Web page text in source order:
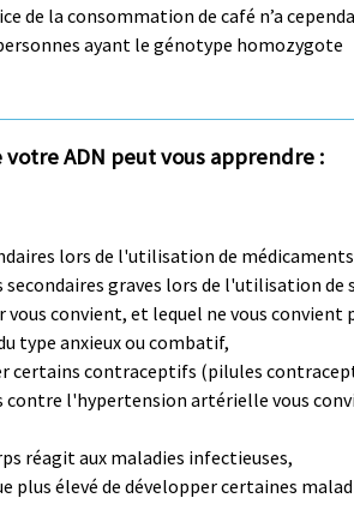
de la consommation de café n’a
ayant le génotype homozygote
votre ADN peut vous apprendre :
lors de l'utilisation de
secondaires graves lors de l'utilisation de
vous convient, et lequel ne vous convient
type anxieux ou combatif,
certains contraceptifs (pilules
contre l'hypertension artérielle vous
réagit aux maladies infectieuses,
plus élevé de développer certaines